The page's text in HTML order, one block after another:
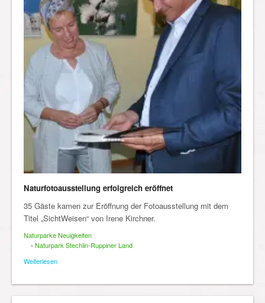
Naturfotoausstellung erfolgreich eröffnet
35 Gäste kamen zur Eröffnung der Fotoausstellung mit dem
Titel „SichtWeisen“ von Irene Kirchner.
Naturparke Neuigkeiten
• Naturpark Stechlin-Ruppiner Land
Weiterlesen